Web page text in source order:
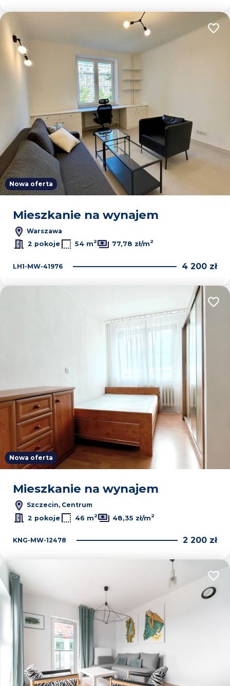
Nowa oferta
Mieszkanie na wynajem
Warszawa
2 pokoje
54 m2 77,78 zł/m2
LH1-MW-41976 4 200 zł
Nowa oferta
Mieszkanie na wynajem
Szczecin, Centrum
2 pokoje
46 m2 48,35 zł/m2
KNG-MW-12478 2 200 zł